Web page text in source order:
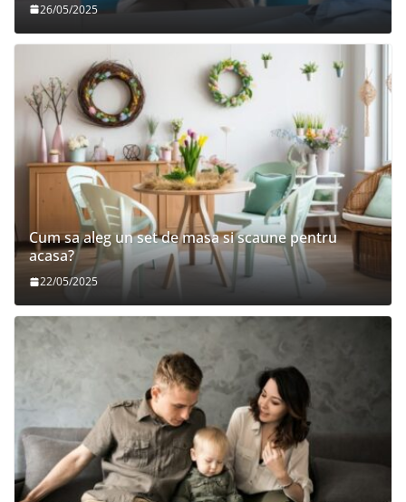
26/05/2025
Cum sa aleg un set de masa si scaune pentru
acasa?
22/05/2025